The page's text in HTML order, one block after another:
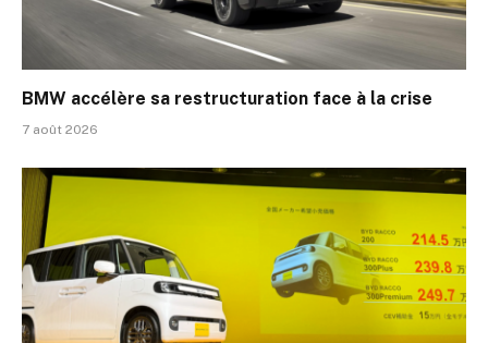
BMW accélère sa restructuration face à la crise
7 août 2026